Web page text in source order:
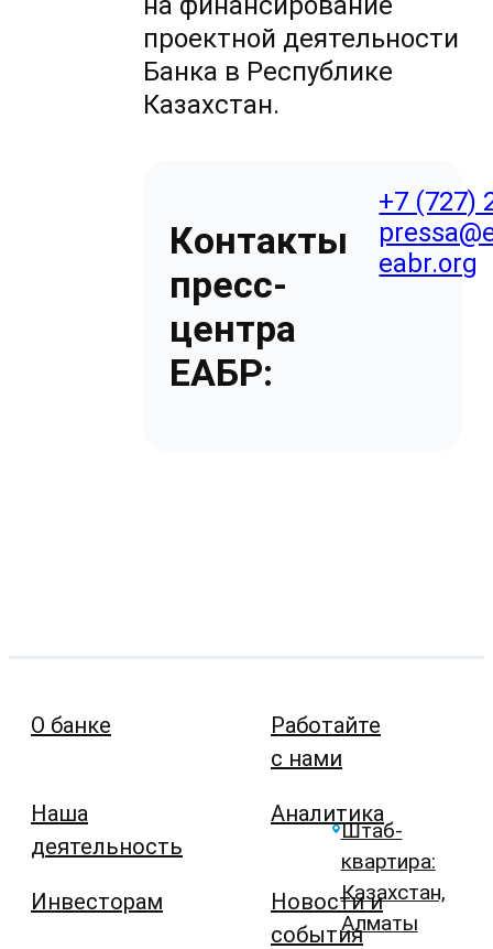
проектной деятельности
Банка в Республике
Казахстан.
Контакты
пресс-
центра
ЕАБР:
+7 (727)
eabr.org
О банке
Наша
деятельность
Инвесторам
Работайте
с нами
Аналитика
Новости и
события
Штаб-
квартира:
Казахстан,
Алматы